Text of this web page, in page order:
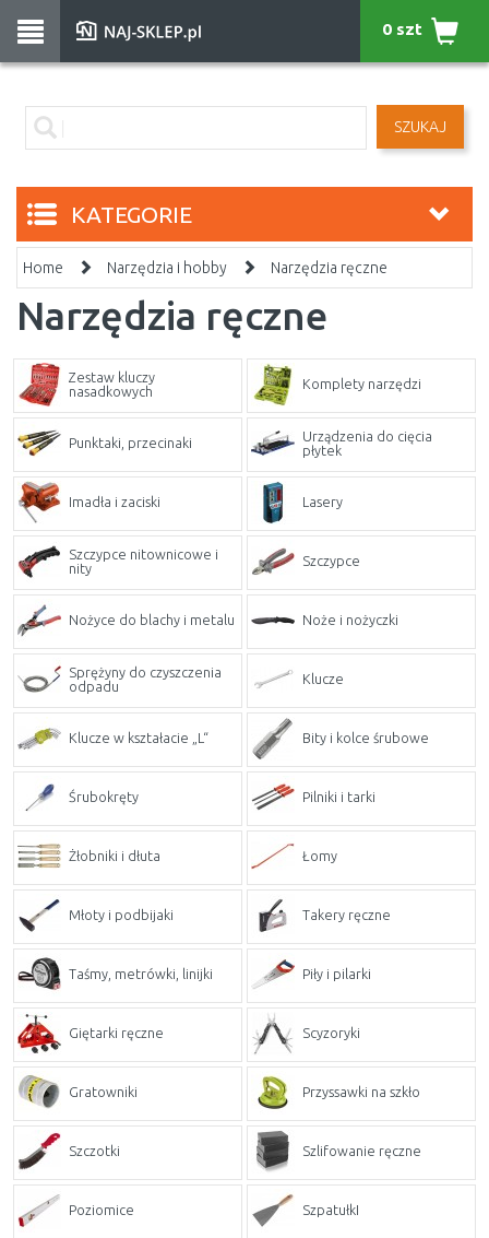
SZUKAJ
0 szt
KATEGORIE
Home Narzędzia i hobby Narzędzia ręczne
Narzędzia ręczne
Zestaw kluczy
nasadkowych
Komplety narzędzi
Punktaki, przecinaki
Urządzenia do cięcia
płytek
Imadła i zaciski Lasery
Szczypce nitownicowe i
nity
Szczypce
Nożyce do blachy i metalu Noże i nożyczki
Sprężyny do czyszczenia
odpadu
Klucze
Klucze w kształacie „L“ Bity i kolce śrubowe
Śrubokręty Pilniki i tarki
Żłobniki i dłuta Łomy
Młoty i podbijaki Takery ręczne
Taśmy, metrówki, linijki Piły i pilarki
Giętarki ręczne Scyzoryki
Gratowniki Przyssawki na szkło
Szczotki Szlifowanie ręczne
Poziomice SzpatułkI